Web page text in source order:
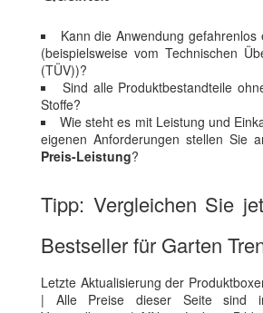
Kann die Anwendung gefahrenlos
(beispielsweise vom Technischen
(TÜV))?
Sind alle Produktbestandteile
Stoffe?
Wie steht es mit Leistung und
eigenen Anforderungen stellen Sie
Preis-Leistung?
Tipp: Vergleichen Sie
Bestseller für Garten
Letzte Aktualisierung der
| Alle Preise dieser Seite sind